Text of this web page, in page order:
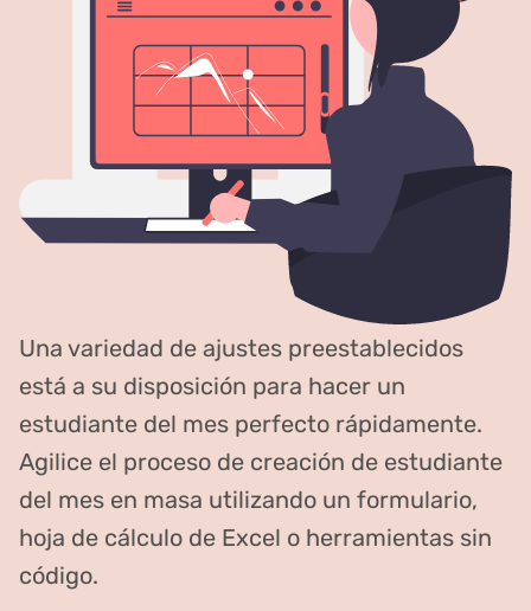
Una variedad de ajustes preestablecidos
está a su disposición para hacer un
estudiante del mes perfecto rápidamente.
Agilice el proceso de creación de estudiante
del mes en masa utilizando un formulario,
hoja de cálculo de Excel o herramientas sin
código.